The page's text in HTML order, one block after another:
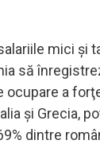
mici şi
să
ocupare a
şi Grecia,
dintre